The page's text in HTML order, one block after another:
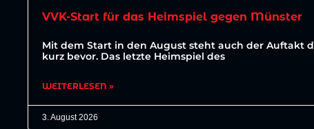
VVK-Start für das Heimspiel gegen Münster
Mit dem Start in den August steht auch der Auftakt
kurz bevor. Das letzte Heimspiel des
WEITERLESEN »
3. August 2026